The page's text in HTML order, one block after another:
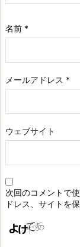
名前 *
メールアドレス *
ウェブサイト
次回のコメントで
ドレス、サイトを保